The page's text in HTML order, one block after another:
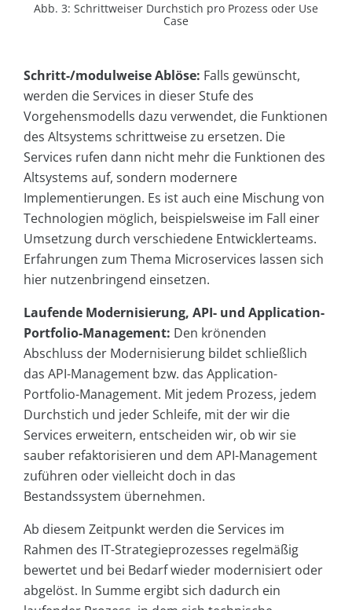
Abb. 3: Schrittweiser Durchstich pro Prozess oder Use
Case
Schritt-/modulweise Ablöse: Falls gewünscht,
werden die Services in dieser Stufe des
Vorgehensmodells dazu verwendet, die Funktionen
des Altsystems schrittweise zu ersetzen. Die
Services rufen dann nicht mehr die Funktionen des
Altsystems auf, sondern modernere
Implementierungen. Es ist auch eine Mischung von
Technologien möglich, beispielsweise im Fall einer
Umsetzung durch verschiedene Entwicklerteams.
Erfahrungen zum Thema Microservices lassen sich
hier nutzenbringend einsetzen.
Laufende Modernisierung, API- und Application-
Portfolio-Management: Den krönenden
Abschluss der Modernisierung bildet schließlich
das API-Management bzw. das Application-
Portfolio-Management. Mit jedem Prozess, jedem
Durchstich und jeder Schleife, mit der wir die
Services erweitern, entscheiden wir, ob wir sie
sauber refaktorisieren und dem API-Management
zuführen oder vielleicht doch in das
Bestandssystem übernehmen.
Ab diesem Zeitpunkt werden die Services im
Rahmen des IT-Strategieprozesses regelmäßig
bewertet und bei Bedarf wieder modernisiert oder
abgelöst. In Summe ergibt sich dadurch ein